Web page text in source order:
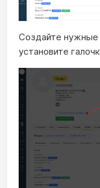
Создайте нужные
установите